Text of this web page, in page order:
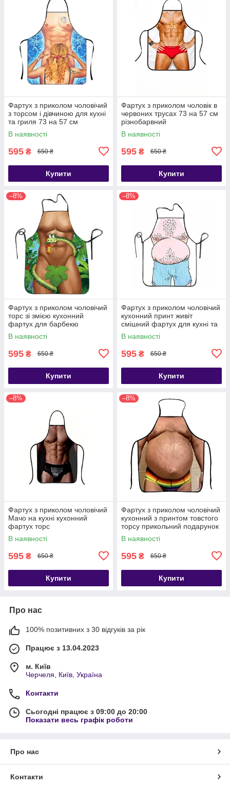
Фартух з приколом чоловічий
з торсом і дівчиною для кухні
та гриля 73 на 57 см
різнобарвний
В наявності
595 ₴ 650 ₴
Купити
Фартух з приколом чоловік в
червоних трусах 73 на 57 см
різнобарвний
В наявності
595 ₴ 650 ₴
Купити
–8%
Фартух з приколом чоловічий
торс зі змією кухонний
фартух для барбекю
В наявності
595 ₴ 650 ₴
Купити
–8%
Фартух з приколом чоловічий
кухонний принт живіт
смішний фартух для кухні та
барбекю
В наявності
595 ₴ 650 ₴
Купити
–8%
Фартух з приколом чоловічий
Мачо на кухні кухонний
фартух торс
В наявності
595 ₴ 650 ₴
Купити
–8%
Фартух з приколом чоловічий
кухонний з принтом товстого
торсу прикольний подарунок
для кухні гриля та барбекю
В наявності
595 ₴ 650 ₴
Купити
Про нас
100% позитивних з 30 відгуків за рік
Працює з 13.04.2023
м. Київ
Черчеля, Київ, Україна
Контакти
Сьогодні працює з 09:00 до 20:00
Показати весь графік роботи
Про нас
Контакти